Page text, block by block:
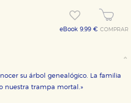
eBook 9,99 €COMPRAR
su árbol genealógico. La familia
o nuestra trampa mortal.»